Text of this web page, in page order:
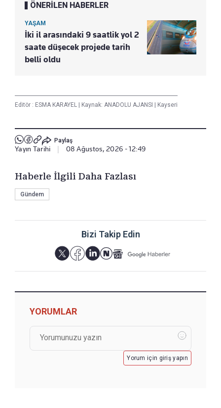
ÖNERİLEN HABERLER
YAŞAM
İki il arasındaki 9 saatlik yol 2
saate düşecek projede tarih
belli oldu
Editör : ESMA KARAYEL Kaynak: ANADOLU AJANSI Kayseri
Paylaş
Yayın Tarihi 08 Ağustos, 2026 - 12:49
Haberle İlgili Daha Fazlası
Gündem
Bizi Takip Edin
YORUMLAR
Yorum için giriş yapın